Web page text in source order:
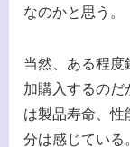
なのかと思う。
当然、ある程度
加購入するのだ
は製品寿命、性
分は感じている